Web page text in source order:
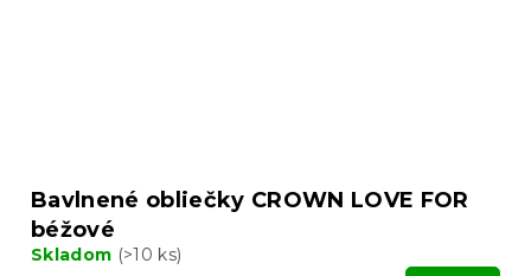
Bavlnené obliečky CROWN LOVE FOR
béžové
Skladom (>10 ks)